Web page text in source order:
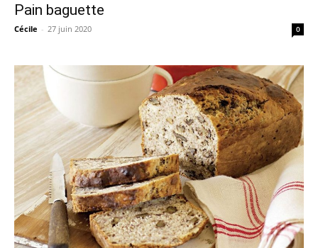
Pain baguette
Cécile - 27 juin 2020 0